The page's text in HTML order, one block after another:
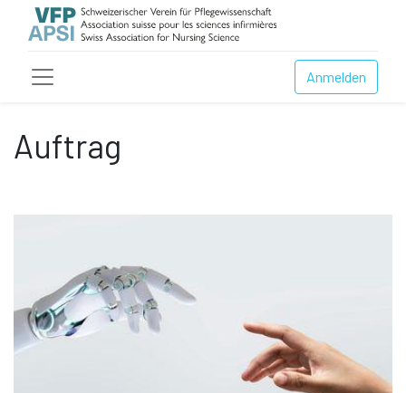
Anmelden
Auftrag